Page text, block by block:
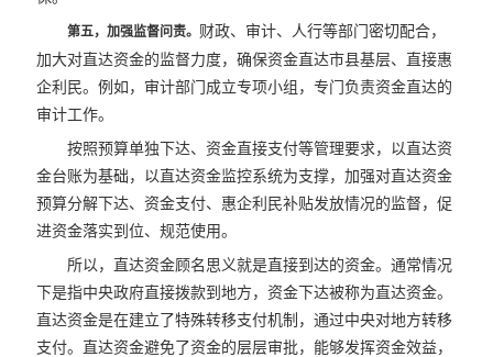
第五，加强监督问责。 财政、审计、人行等部门密切配合，
加大对直达资金的监督力度，确保资金直达市县基层、直接惠
企利民。例如，审计部门成立专项小组，专门负责资金直达的
审计工作。
按照预算单独下达、资金直接支付等管理要求，以直达资
金台账为基础，以直达资金监控系统为支撑，加强对直达资金
预算分解下达、资金支付、惠企利民补贴发放情况的监督，促
进资金落实到位、规范使用。
所以，直达资金顾名思义就是直接到达的资金。通常情况
下是指中央政府直接拨款到地方，资金下达被称为直达资金。
直达资金是在建立了特殊转移支付机制，通过中央对地方转移
支付。直达资金避免了资金的层层审批，能够发挥资金效益，